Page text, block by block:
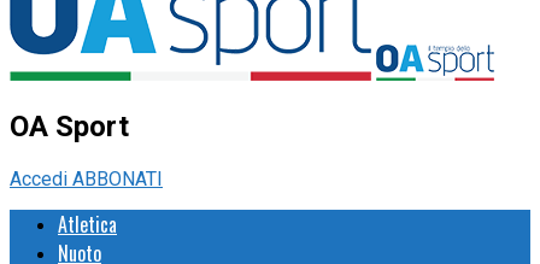
OA Sport
Accedi ABBONATI
Atletica
Nuoto